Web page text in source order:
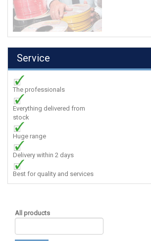
Service
The professionals
Everything delivered from
stock
Huge range
Delivery within 2 days
Best for quality and services
All products